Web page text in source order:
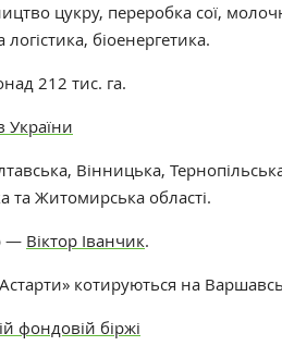
цукру, переробка сої,
біоенергетика.
212 тис. га.
України
Вінницька,
та Житомирська області.
— Віктор Іванчик.
котируються на
фондовій біржі